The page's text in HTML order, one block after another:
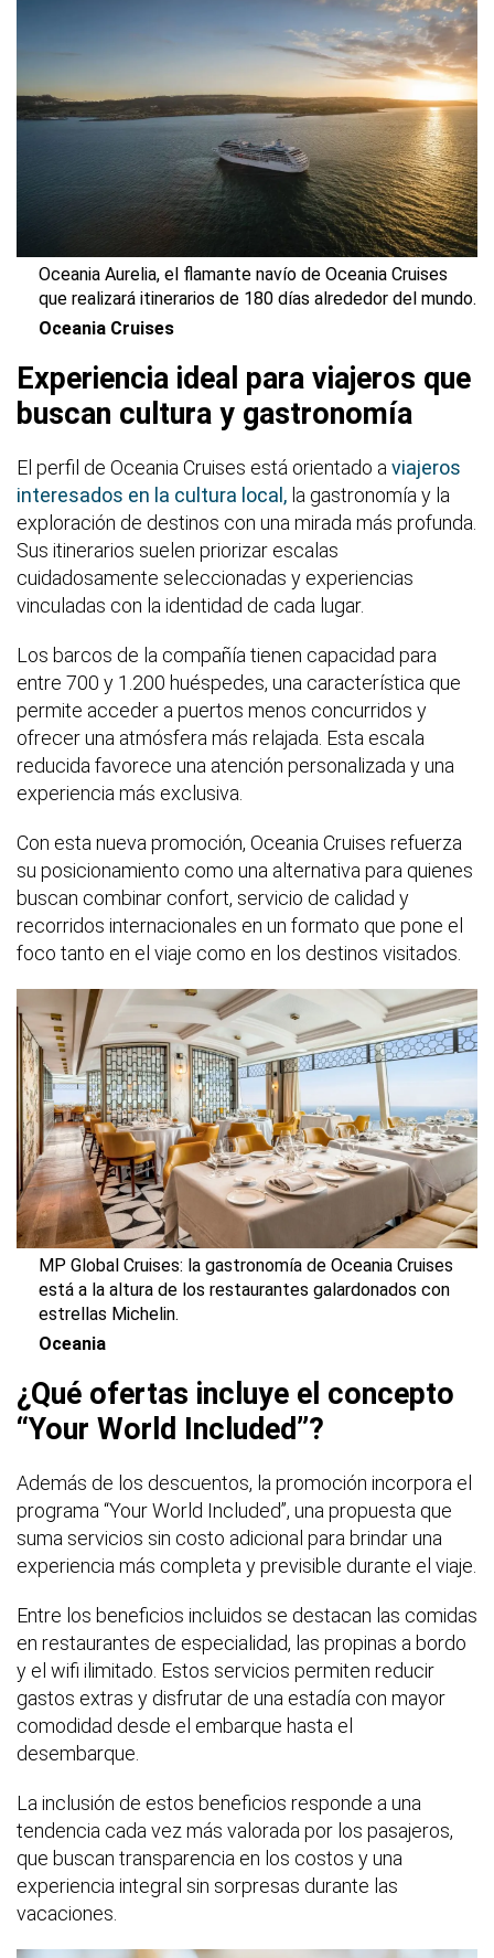
Oceania Aurelia, el flamante navío de Oceania Cruises
que realizará itinerarios de 180 días alrededor del mundo.
Oceania Cruises
Experiencia ideal para viajeros que
buscan cultura y gastronomía
El perfil de Oceania Cruises está orientado aviajeros
interesados en la cultura local, la gastronomía y la
exploración de destinos con una mirada más profunda.
Sus itinerarios suelen priorizar escalas
cuidadosamente seleccionadas y experiencias
vinculadas con la identidad de cada lugar.
Los barcos de la compañía tienen capacidad para
entre 700 y 1.200 huéspedes, una característica que
permite acceder a puertos menos concurridos y
ofrecer una atmósfera más relajada. Esta escala
reducida favorece una atención personalizada y una
experiencia más exclusiva.
Con esta nueva promoción, Oceania Cruises refuerza
su posicionamiento como una alternativa para quienes
buscan combinar confort, servicio de calidad y
recorridos internacionales en un formato que pone el
foco tanto en el viaje como en los destinos visitados.
MP Global Cruises: la gastronomía de Oceania Cruises
está a la altura de los restaurantes galardonados con
estrellas Michelin.
Oceania
¿Qué ofertas incluye el concepto
“Your World Included”?
Además de los descuentos, la promoción incorpora el
programa “Your World Included”, una propuesta que
suma servicios sin costo adicional para brindar una
experiencia más completa y previsible durante el viaje.
Entre los beneficios incluidos se destacan las comidas
en restaurantes de especialidad, las propinas a bordo
y el wifi ilimitado. Estos servicios permiten reducir
gastos extras y disfrutar de una estadía con mayor
comodidad desde el embarque hasta el
desembarque.
La inclusión de estos beneficios responde a una
tendencia cada vez más valorada por los pasajeros,
que buscan transparencia en los costos y una
experiencia integral sin sorpresas durante las
vacaciones.